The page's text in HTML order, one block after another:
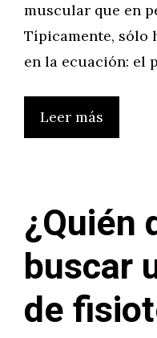
muscular que en
Típicamente, sólo
en la ecuación: el
Leer más
¿Quién
buscar
de